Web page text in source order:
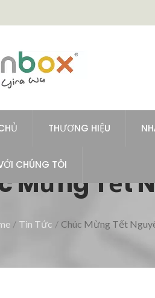
THƯƠNG HIỆU
CHÚNG TÔI
Mừng Tết
/ Tin Tức / Chúc Mừng Tết